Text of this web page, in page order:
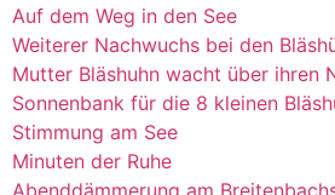
Auf dem Weg in den See
Weiterer Nachwuchs bei den
Mutter Bläshuhn wacht über ihren
Sonnenbank für die 8 kleinen
Stimmung am See
Minuten der Ruhe
Abenddämmerung am